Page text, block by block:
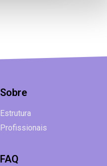
Sobre
Estrutura
Profissionais
FAQ